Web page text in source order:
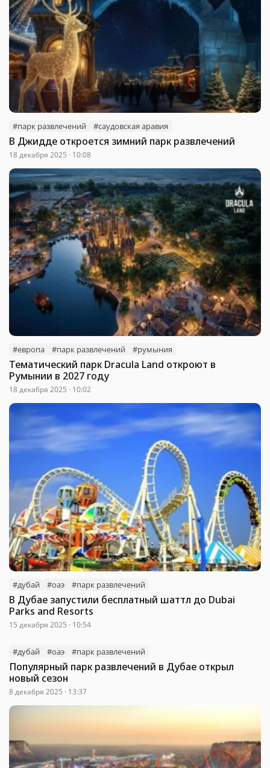
#парк развлечений #саудовская аравия
В Джидде откроется зимний парк развлечений
18 декабря 2025 · 10:08
#европа #парк развлечений #румыния
Тематический парк Dracula Land откроют в
Румынии в 2027 году
18 декабря 2025 · 10:02
#дубай #оаэ #парк развлечений
В Дубае запустили бесплатный шаттл до Dubai
Parks and Resorts
15 декабря 2025 · 10:54
#дубай #оаэ #парк развлечений
Популярный парк развлечений в Дубае открыл
новый сезон
8 декабря 2025 · 13:37